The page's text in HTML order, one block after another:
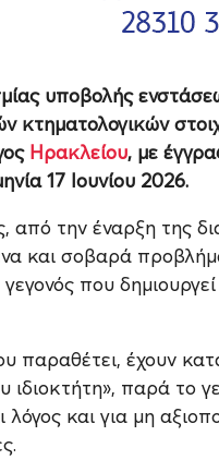
υποβολής
κτηματολογικών
Ηρακλείου, με
17 Ιουνίου 2026.
την έναρξη της
και σοβαρά
που δημιουργεί
παραθέτει, έχουν
ιδιοκτήτη», παρά το
λόγος και για μη